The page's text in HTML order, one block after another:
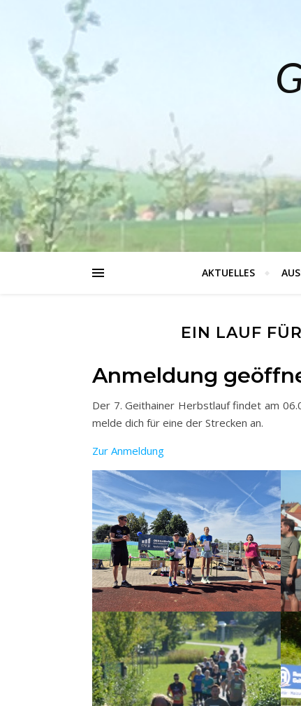
AKTUELLES
EIN LAUF
Anmeldung
Der 7. Geithainer Herbstlauf findet am
melde dich für eine der Strecken an.
Zur Anmeldung